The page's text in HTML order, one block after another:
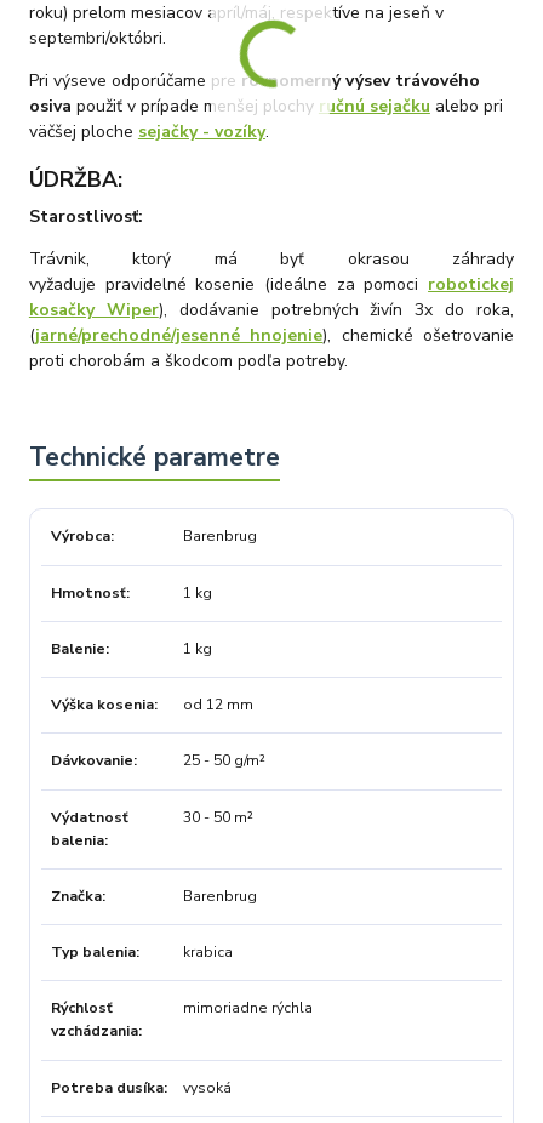
roku) prelom mesiacov apríl/máj, respektíve na jeseň v
septembri/októbri.
Pri výseve odporúčame pre rovnomerný výsev trávového
osiva použiť v prípade menšej plochy ručnú sejačku alebo pri
väčšej ploche sejačky - vozíky.
ÚDRŽBA:
Starostlivosť:
Trávnik, ktorý má byť okrasou záhrady
vyžaduje pravidelnékosenie (ideálne za pomoci robotickej
kosačky Wiper), dodávanie potrebných živín 3x do roka,
(jarné/prechodné/jesenné hnojenie), chemické ošetrovanie
proti chorobám a škodcom podľa potreby.
Výrobca Barenbrug
Hmotnosť 1 kg
Balenie 1 kg
Výška kosenia od 12 mm
Dávkovanie 25 - 50 g/m²
Výdatnosť
balenia
30 - 50 m²
Značka Barenbrug
Typ balenia krabica
Rýchlosť
vzchádzania
mimoriadne rýchla
Potreba dusíka vysoká